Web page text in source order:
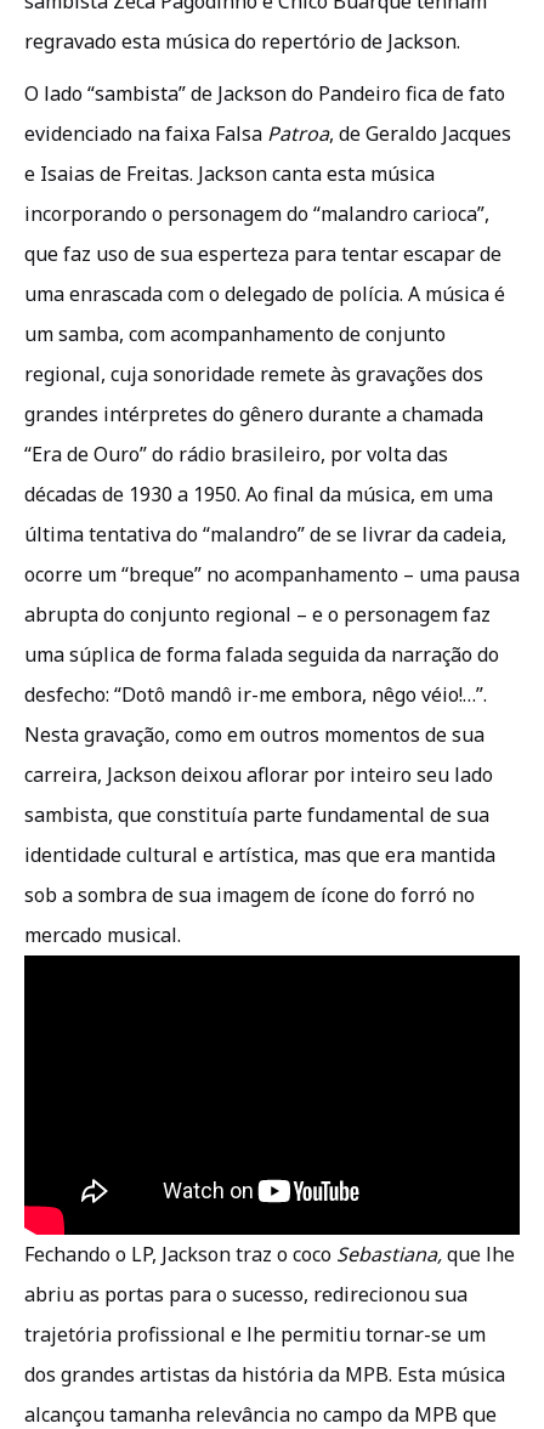
regravado esta música do repertório de Jackson.
O lado “sambista” de Jackson do Pandeiro fica de fato
evidenciado na faixa Falsa Patroa, de Geraldo Jacques
e Isaias de Freitas. Jackson canta esta música
incorporando o personagem do “malandro carioca”,
que faz uso de sua esperteza para tentar escapar de
uma enrascada com o delegado de polícia. A música é
um samba, com acompanhamento de conjunto
regional, cuja sonoridade remete às gravações dos
grandes intérpretes do gênero durante a chamada
“Era de Ouro” do rádio brasileiro, por volta das
décadas de 1930 a 1950. Ao final da música, em uma
última tentativa do “malandro” de se livrar da cadeia,
ocorre um “breque” no acompanhamento – uma pausa
abrupta do conjunto regional – e o personagem faz
uma súplica de forma falada seguida da narração do
desfecho: “Dotô mandô ir-me embora, nêgo véio!…”.
Nesta gravação, como em outros momentos de sua
carreira, Jackson deixou aflorar por inteiro seu lado
sambista, que constituía parte fundamental de sua
identidade cultural e artística, mas que era mantida
sob a sombra de sua imagem de ícone do forró no
mercado musical.
Fechando o LP, Jackson traz o coco Sebastiana,que lhe
abriu as portas para o sucesso, redirecionou sua
trajetória profissional e lhe permitiu tornar-se um
dos grandes artistas da história da MPB. Esta música
alcançou tamanha relevância no campo da MPB que